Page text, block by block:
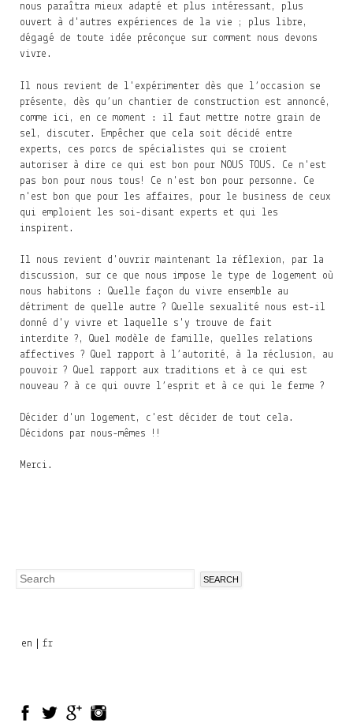
nous paraîtra mieux adapté et plus intéressant, plus
ouvert à d'autres expériences de la vie ; plus libre,
dégagé de toute idée préconçue sur comment nous devons
vivre.
Il nous revient de l'expérimenter dès que l’occasion se
présente, dès qu’un chantier de construction est annoncé,
comme ici, en ce moment : il faut mettre notre grain de
sel, discuter. Empêcher que cela soit décidé entre
experts, ces porcs de spécialistes qui se croient
autoriser à dire ce qui est bon pour NOUS TOUS. Ce n'est
pas bon pour nous tous! Ce n'est bon pour personne. Ce
n'est bon que pour les affaires, pour le business de ceux
qui emploient les soi-disant experts et qui les
inspirent.
Il nous revient d'ouvrir maintenant la réflexion, par la
discussion, sur ce que nous impose le type de logement où
nous habitons : Quelle façon du vivre ensemble au
détriment de quelle autre ? Quelle sexualité nous est-il
donné d'y vivre et laquelle s'y trouve de fait
interdite ?, Quel modèle de famille, quelles relations
affectives ? Quel rapport à l’autorité, à la réclusion, au
pouvoir ? Quel rapport aux traditions et à ce qui est
nouveau ? à ce qui ouvre l’esprit et à ce qui le ferme ?
Décider d'un logement, c'est décider de tout cela.
Décidons par nous-mêmes !!
Merci.
Search
en fr